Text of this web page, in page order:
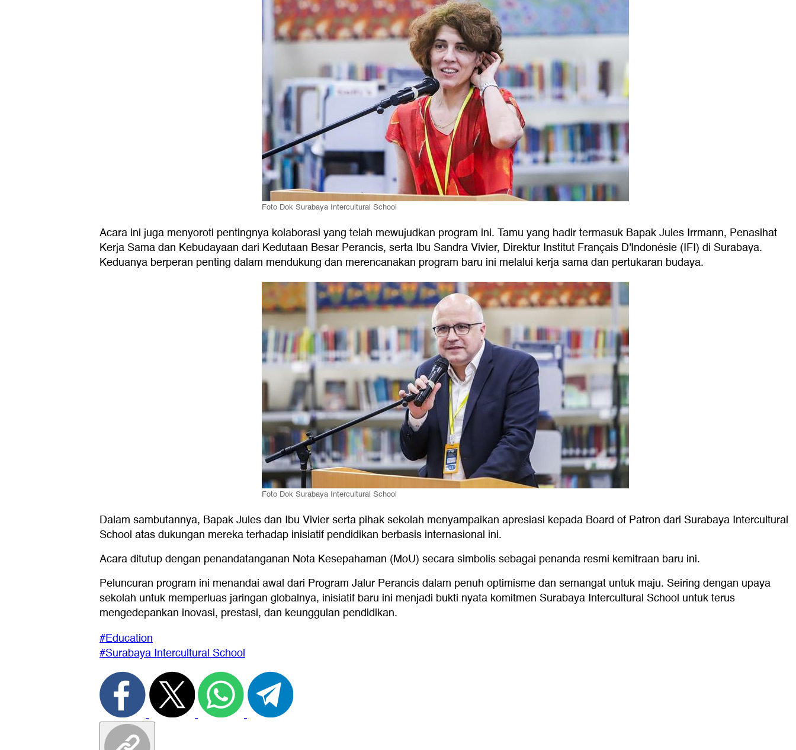
Foto Dok Surabaya Intercultural School
Acara ini juga menyoroti pentingnya kolaborasi yang telah mewujudkan program ini. Tamu yang hadir termasuk Bapak Jules Irrmann, Penasihat
Kerja Sama dan Kebudayaan dari Kedutaan Besar Perancis, serta Ibu Sandra Vivier, Direktur Institut Français D'Indonésie (IFI) di Surabaya.
Keduanya berperan penting dalam mendukung dan merencanakan program baru ini melalui kerja sama dan pertukaran budaya.
Foto Dok Surabaya Intercultural School
Dalam sambutannya, Bapak Jules dan Ibu Vivier serta pihak sekolah menyampaikan apresiasi kepada Board of Patron dari Surabaya Intercultural
School atas dukungan mereka terhadap inisiatif pendidikan berbasis internasional ini.
Acara ditutup dengan penandatanganan Nota Kesepahaman (MoU) secara simbolis sebagai penanda resmi kemitraan baru ini.
Peluncuran program ini menandai awal dari Program Jalur Perancis dalam penuh optimisme dan semangat untuk maju. Seiring dengan upaya
sekolah untuk memperluas jaringan globalnya, inisiatif baru ini menjadi bukti nyata komitmen Surabaya Intercultural School untuk terus
mengedepankan inovasi, prestasi, dan keunggulan pendidikan.
#Education
#Surabaya Intercultural School